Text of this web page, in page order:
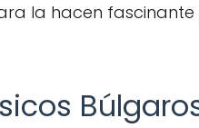
la hacen